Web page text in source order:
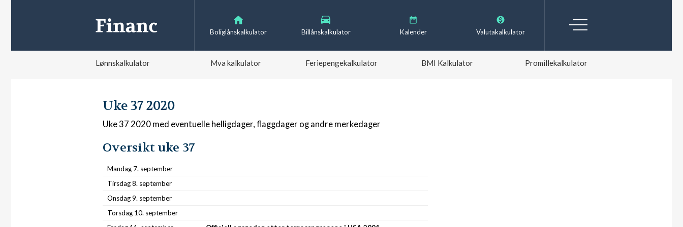
Boliglånskalkulator Billånskalkulator Kalender Valutakalkulator
Lønnskalkulator Mva kalkulator Feriepengekalkulator BMI Kalkulator Promillekalkulator
Uke 37 2020
Uke 37 2020 med eventuelle helligdager, flaggdager og andre merkedager
Oversikt uke 37
Mandag 7. september
Tirsdag 8. september
Onsdag 9. september
Torsdag 10. september